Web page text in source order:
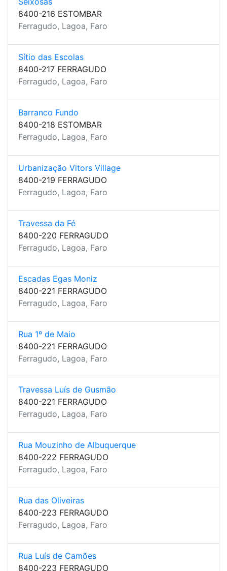
8400-216 ESTOMBAR
Ferragudo, Lagoa, Faro
Sítio das Escolas
8400-217 FERRAGUDO
Ferragudo, Lagoa, Faro
Barranco Fundo
8400-218 ESTOMBAR
Ferragudo, Lagoa, Faro
Urbanização Vitors Village
8400-219 FERRAGUDO
Ferragudo, Lagoa, Faro
Travessa da Fé
8400-220 FERRAGUDO
Ferragudo, Lagoa, Faro
Escadas Egas Moniz
8400-221 FERRAGUDO
Ferragudo, Lagoa, Faro
Rua 1º de Maio
8400-221 FERRAGUDO
Ferragudo, Lagoa, Faro
Travessa Luís de Gusmão
8400-221 FERRAGUDO
Ferragudo, Lagoa, Faro
Rua Mouzinho de Albuquerque
8400-222 FERRAGUDO
Ferragudo, Lagoa, Faro
Rua das Oliveiras
8400-223 FERRAGUDO
Ferragudo, Lagoa, Faro
Rua Luís de Camões
8400-223 FERRAGUDO